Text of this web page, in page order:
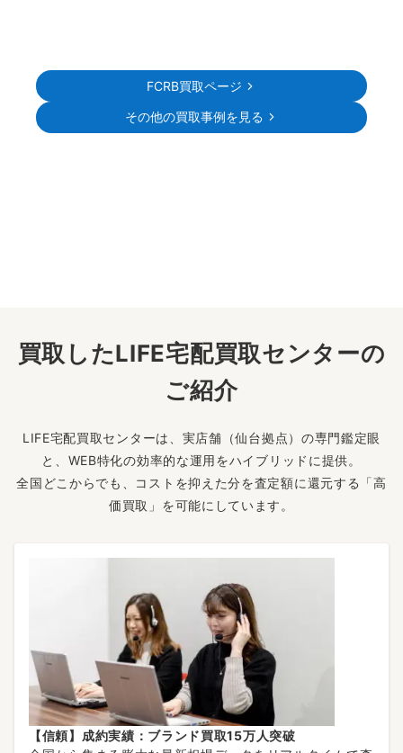
FCRB買取ページ
その他の買取事例を見る
買取したLIFE宅配買取センターの
ご紹介
LIFE宅配買取センターは、実店舗（仙台拠点）の専門鑑定眼
と、WEB特化の効率的な運用をハイブリッドに提供。
全国どこからでも、コストを抑えた分を査定額に還元する「高
価買取」を可能にしています。
【信頼】成約実績：ブランド買取15万人突破